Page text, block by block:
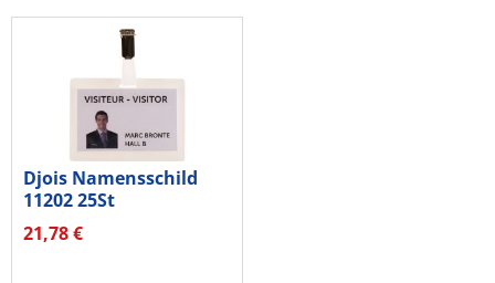
Djois Namensschild
11202 25St
21,78 €